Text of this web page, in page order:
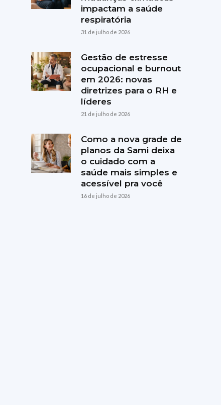
impactam a saúde
respiratória
31 de julho de 2026
Gestão de estresse
ocupacional e burnout
em 2026: novas
diretrizes para o RH e
líderes
21 de julho de 2026
Como a nova grade de
planos da Sami deixa
o cuidado com a
saúde mais simples e
acessível pra você
16 de julho de 2026